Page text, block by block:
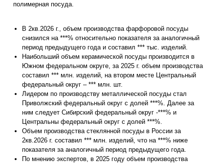
полимерная посуда.
В 2кв.2026 г., объем производства фарфоровой посуды
снизился на ***% относительно показателя за аналогичный
период предыдущего года и составил *** тыс. изделий.
Наибольший объем керамической посуды производится в
Южном федеральном округе, за 2025 г. объем производства
составил *** млн. изделий, на втором месте Центральный
федеральный округ – *** млн. шт.
Лидером по производству металлической посуды стал
Приволжский федеральный округ с долей ***%. Далее за
ним следует Сибирский федеральный округ -***% и
Центральны федеральный округ с долей ***%.
Объем производства стеклянной посуды в России за
2кв.2026 г. составил *** млн. изделий, что на ***% ниже
показателя за аналогичный период предыдущего года.
По мнению экспертов, в 2025 году объем производства